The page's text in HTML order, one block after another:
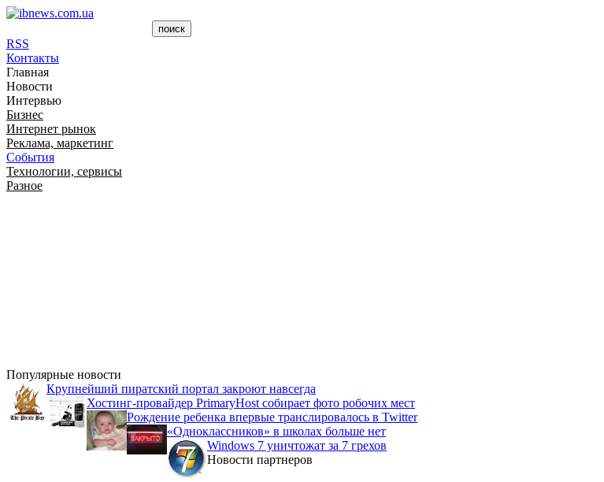
RSS
Контакты
Главная
Новости
Интервью
Бизнес
Интернет рынок
Реклама, маркетинг
События
Технологии, сервисы
Разное
Популярные новости
Крупнейший пиратский портал закроют навсегда
Хостинг-провайдер PrimaryHost собирает фото робочих мест
Рождение ребенка впервые транслировалось в Twitter
«Одноклассников» в школах больше нет
Windows 7 уничтожат за 7 грехов
Новости партнеров